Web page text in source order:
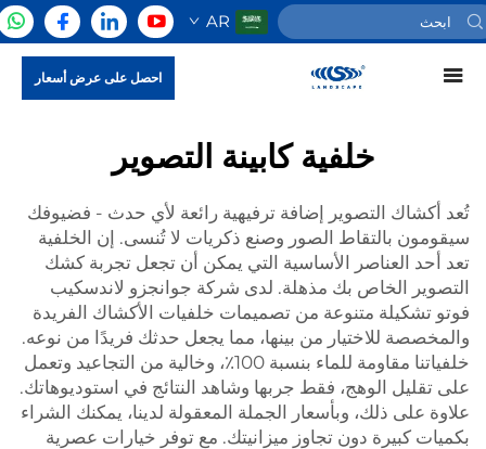
AR
احصل على عرض أسعار
خلفية كابينة التصوير
تُعد أكشاك التصوير إضافة ترفيهية رائعة لأي حدث - فضيوفك
سيقومون بالتقاط الصور وصنع ذكريات لا تُنسى. إن الخلفية
تعد أحد العناصر الأساسية التي يمكن أن تجعل تجربة كشك
التصوير الخاص بك مذهلة. لدى شركة جوانجزو لاندسكيب
فوتو تشكيلة متنوعة من تصميمات خلفيات الأكشاك الفريدة
والمخصصة للاختيار من بينها، مما يجعل حدثك فريدًا من نوعه.
خلفياتنا مقاومة للماء بنسبة 100٪، وخالية من التجاعيد وتعمل
على تقليل الوهج، فقط جربها وشاهد النتائج في استوديوهاتك.
علاوة على ذلك، وبأسعار الجملة المعقولة لدينا، يمكنك الشراء
بكميات كبيرة دون تجاوز ميزانيتك. مع توفر خيارات عصرية